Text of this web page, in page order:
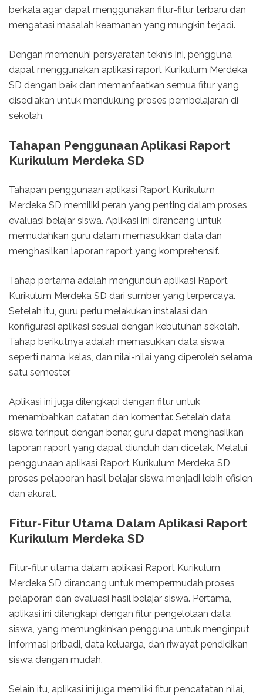
berkala agar dapat menggunakan fitur-fitur terbaru dan
mengatasi masalah keamanan yang mungkin terjadi.
Dengan memenuhi persyaratan teknis ini, pengguna
dapat menggunakan aplikasi raport Kurikulum Merdeka
SD dengan baik dan memanfaatkan semua fitur yang
disediakan untuk mendukung proses pembelajaran di
sekolah.
Tahapan Penggunaan Aplikasi Raport
Kurikulum Merdeka SD
Tahapan penggunaan aplikasi Raport Kurikulum
Merdeka SD memiliki peran yang penting dalam proses
evaluasi belajar siswa. Aplikasi ini dirancang untuk
memudahkan guru dalam memasukkan data dan
menghasilkan laporan raport yang komprehensif.
Tahap pertama adalah mengunduh aplikasi Raport
Kurikulum Merdeka SD dari sumber yang terpercaya.
Setelah itu, guru perlu melakukan instalasi dan
konfigurasi aplikasi sesuai dengan kebutuhan sekolah.
Tahap berikutnya adalah memasukkan data siswa,
seperti nama, kelas, dan nilai-nilai yang diperoleh selama
satu semester.
Aplikasi ini juga dilengkapi dengan fitur untuk
menambahkan catatan dan komentar. Setelah data
siswa terinput dengan benar, guru dapat menghasilkan
laporan raport yang dapat diunduh dan dicetak. Melalui
penggunaan aplikasi Raport Kurikulum Merdeka SD,
proses pelaporan hasil belajar siswa menjadi lebih efisien
dan akurat.
Fitur-Fitur Utama Dalam Aplikasi Raport
Kurikulum Merdeka SD
Fitur-fitur utama dalam aplikasi Raport Kurikulum
Merdeka SD dirancang untuk mempermudah proses
pelaporan dan evaluasi hasil belajar siswa. Pertama,
aplikasi ini dilengkapi dengan fitur pengelolaan data
siswa, yang memungkinkan pengguna untuk menginput
informasi pribadi, data keluarga, dan riwayat pendidikan
siswa dengan mudah.
Selain itu, aplikasi ini juga memiliki fitur pencatatan nilai,